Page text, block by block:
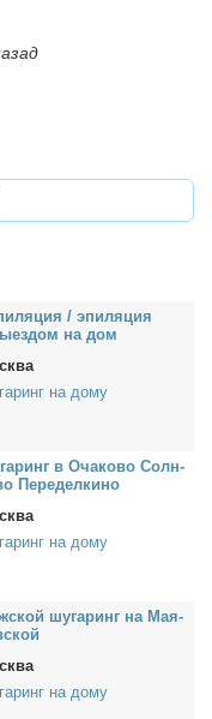
/ эпи­ля­ция
на дом
на дому
в Оча­ко­во Солн­
Пе­ре­дел­ки­но
на дому
шу­га­ринг на Ма­я­
на дому